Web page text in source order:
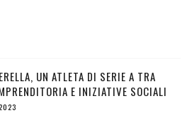
UN ATLETA DI SERIE A TRA
E INIZIATIVE SOCIALI